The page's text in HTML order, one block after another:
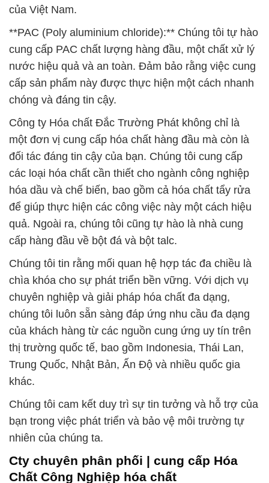
của Việt Nam.
**PAC (Poly aluminium chloride):** Chúng tôi tự hào
cung cấp PAC chất lượng hàng đầu, một chất xử lý
nước hiệu quả và an toàn. Đảm bảo rằng việc cung
cấp sản phẩm này được thực hiện một cách nhanh
chóng và đáng tin cậy.
Công ty Hóa chất Đắc Trường Phát không chỉ là
một đơn vị cung cấp hóa chất hàng đầu mà còn là
đối tác đáng tin cậy của bạn. Chúng tôi cung cấp
các loại hóa chất cần thiết cho ngành công nghiệp
hóa dầu và chế biến, bao gồm cả hóa chất tẩy rửa
để giúp thực hiện các công việc này một cách hiệu
quả. Ngoài ra, chúng tôi cũng tự hào là nhà cung
cấp hàng đầu về bột đá và bột talc.
Chúng tôi tin rằng mối quan hệ hợp tác đa chiều là
chìa khóa cho sự phát triển bền vững. Với dịch vụ
chuyên nghiệp và giải pháp hóa chất đa dạng,
chúng tôi luôn sẵn sàng đáp ứng nhu cầu đa dạng
của khách hàng từ các nguồn cung ứng uy tín trên
thị trường quốc tế, bao gồm Indonesia, Thái Lan,
Trung Quốc, Nhật Bản, Ấn Độ và nhiều quốc gia
khác.
Chúng tôi cam kết duy trì sự tin tưởng và hỗ trợ của
bạn trong việc phát triển và bảo vệ môi trường tự
nhiên của chúng ta.
Cty chuyên phân phối | cung cấp Hóa
Chất Công Nghiệp hóa chất